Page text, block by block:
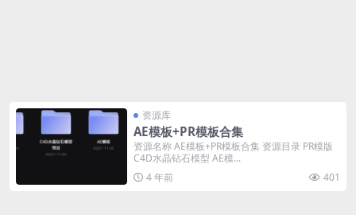
资源库
AE模板+PR模板合集
资源名称 AE模板+PR模板合集 资源目录 PR模版
C4D水晶钻石模型 AE模...
4 年前
401